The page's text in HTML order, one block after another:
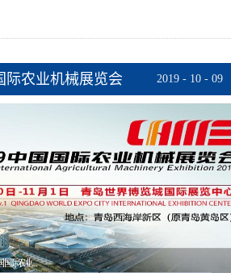
哪些？一、产品特点：1、功率：180 KW2
艺。这种工艺经实验表明具有去毛刺能力稳
术...
际农业机械展览会 2019 - 10 - 09